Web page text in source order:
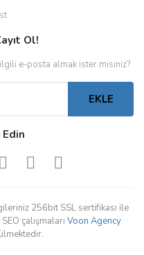
Ol!
e-posta almak ister misiniz?
EKLE
Edin
256bit SSL sertifikası ile
çalışmaları Voon Agency